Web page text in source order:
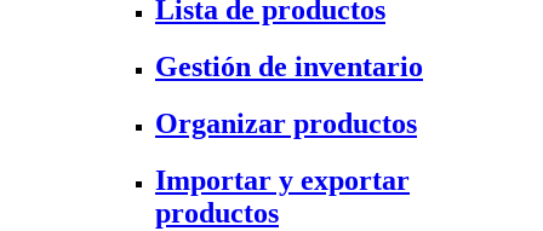
Lista de productos
Gestión de inventario
Organizar productos
Importar y exportar
productos